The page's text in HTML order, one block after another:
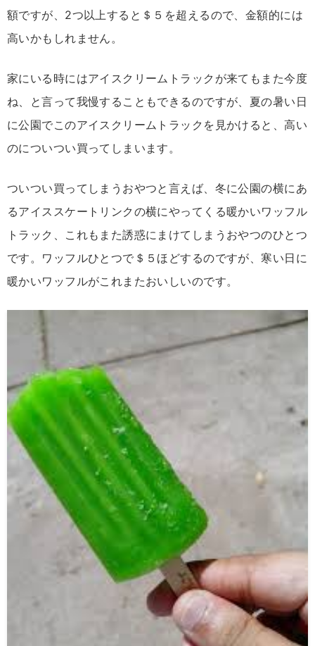
額ですが、2つ以上すると＄５を超えるので、金額的には
高いかもしれません。
家にいる時にはアイスクリームトラックが来てもまた今度
ね、と言って我慢することもできるのですが、夏の暑い日
に公園でこのアイスクリームトラックを見かけると、高い
のについつい買ってしまいます。
ついつい買ってしまうおやつと言えば、冬に公園の横にあ
るアイススケートリンクの横にやってくる暖かいワッフル
トラック、これもまた誘惑にまけてしまうおやつのひとつ
です。ワッフルひとつで＄５ほどするのですが、寒い日に
暖かいワッフルがこれまたおいしいのです。